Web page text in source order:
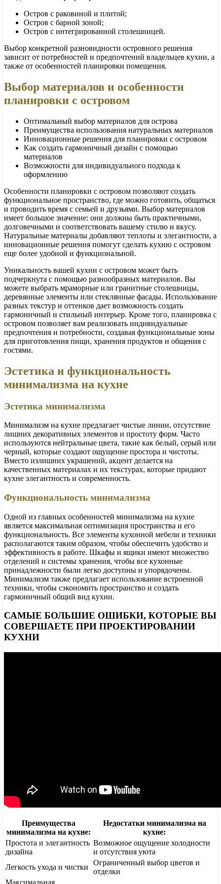
Остров с раковиной и плитой;
Остров с барной зоной;
Остров с интегрированной столешницей.
Выбор конкретной разновидности островного решения
зависит от потребностей и предпочтений владельцев кухни, а
также от особенностей планировки помещения.
Выбор материалов и особенности
планировки с островом
Оптимальный выбор материалов для острова
Преимущества использования натуральных материалов
Инновационные решения для планировки с островом
Как создать гармоничный дизайн с помощью
материалов
Возможности для индивидуального подхода к
оформлению
Особенности планировки с островом позволяют создать
функциональное пространство, где можно готовить, общаться
и проводить время с семьей и друзьями. Выбор материалов
имеет большое значение: они должны быть практичными,
долговечными и соответствовать вашему стилю и вкусу.
Натуральные материалы добавляют теплоты и элегантности, а
инновационные решения помогут сделать кухню с островом
еще более удобной и функциональной.
Уникальность вашей кухни с островом может быть
подчеркнута с помощью разнообразных материалов. Вы
можете выбрать мраморные или гранитные столешницы,
деревянные элементы или стеклянные фасады. Использование
разных текстур и оттенков дает возможность создать
гармоничный и стильный интерьер. Кроме того, планировка с
островом позволяет вам реализовать индивидуальные
предпочтения и потребности, создавая функциональные зоны
для приготовления пищи, хранения продуктов и общения с
гостями.
Эстетика и функциональность
минимализма на кухне
Эстетика минимализма
Минимализм на кухне предлагает чистые линии, отсутствие
лишних декоративных элементов и простоту форм. Часто
используются нейтральные цвета, такие как белый, серый или
черный, которые создают ощущение простора и чистоты.
Вместо излишних украшений, акцент делается на
качественных материалах и их текстурах, которые придают
кухне элегантность и современность.
Функциональность минимализма
Одной из главных особенностей минимализма на кухне
является максимальная оптимизация пространства и его
функциональность. Все элементы кухонной мебели и техники
располагаются таким образом, чтобы обеспечить удобство и
эффективность в работе. Шкафы и ящики имеют множество
отделений и системы хранения, чтобы все кухонные
принадлежности были легко доступны и упорядочены.
Минимализм также предлагает использование встроенной
техники, чтобы сэкономить пространство и создать
гармоничный общий вид кухни.
САМЫЕ БОЛЬШИЕ ОШИБКИ, КОТОРЫЕ ВЫ
СОВЕРШАЕТЕ ПРИ ПРОЕКТИРОВАНИИ
КУХНИ
Преимущества
минимализма на кухне:
Недостатки минимализма на
кухне:
Простота и элегантность
дизайна
Возможное ощущение холодности
и отсутствия уюта
Легкость ухода и чистки
Ограниченный выбор цветов и
отделки